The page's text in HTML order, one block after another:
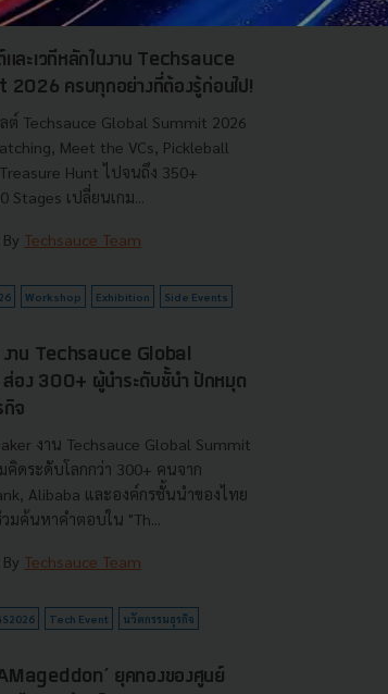
และเวทีหลักในงาน Techsauce
2026 ครบทุกอย่างที่ต้องรู้ก่อนไป!
ต์ Techsauce Global Summit 2026
Meet the VCs, Pickleball
Hunt ไปจนถึง 350+
Stages เปลี่ยนเกม...
By Techsauce Team
Workshop Exhibition Side Events
งาน Techsauce Global
อง 300+ ผู้นำระดับชั้นำ ปักหมุด
กิจ
งาน Techsauce Global Summit
คิดระดับโลกกว่า 300+ คนจาก
Alibaba และองค์กรชั้นนำของไทย
มค้นหาคำตอบใน "Th...
By Techsauce Team
Tech Event นวัตกรรมธุรกิจ
ยุคทองของศูนย์